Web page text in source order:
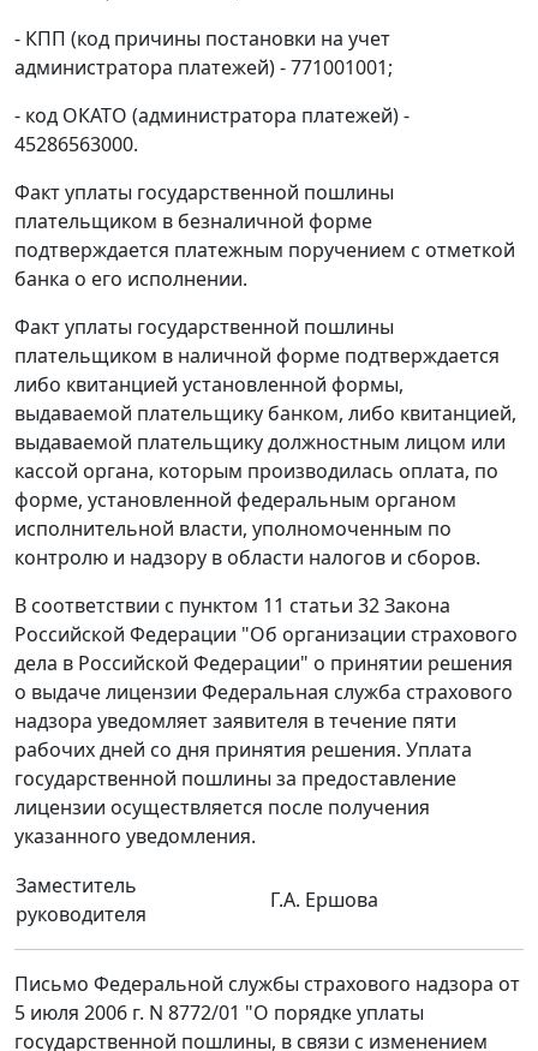
- КПП (код причины постановки на учет
администратора платежей) - 771001001;
- код ОКАТО (администратора платежей) -
45286563000.
Факт уплаты государственной пошлины
плательщиком в безналичной форме
подтверждается платежным поручением с отметкой
банка о его исполнении.
Факт уплаты государственной пошлины
плательщиком в наличной форме подтверждается
либо квитанцией установленной формы,
выдаваемой плательщику банком, либо квитанцией,
выдаваемой плательщику должностным лицом или
кассой органа, которым производилась оплата, по
форме, установленной федеральным органом
исполнительной власти, уполномоченным по
контролю и надзору в области налогов и сборов.
В соответствии с пунктом 11 статьи 32 Закона
Российской Федерации "Об организации страхового
дела в Российской Федерации" о принятии решения
о выдаче лицензии Федеральная служба страхового
надзора уведомляет заявителя в течение пяти
рабочих дней со дня принятия решения. Уплата
государственной пошлины за предоставление
лицензии осуществляется после получения
указанного уведомления.
Заместитель
руководителя
Г.А. Ершова
Письмо Федеральной службы страхового надзора от
5 июля 2006 г. N 8772/01 "О порядке уплаты
государственной пошлины, в связи с изменением